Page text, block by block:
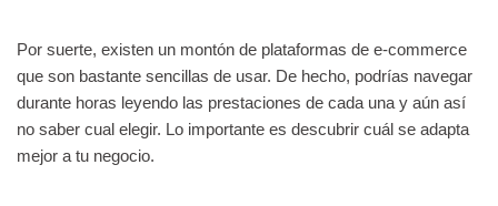
Por suerte, existen un montón de plataformas de e-commerce
que son bastante sencillas de usar. De hecho, podrías navegar
durante horas leyendo las prestaciones de cada una y aún así
no saber cual elegir. Lo importante es descubrir cuál se adapta
mejor a tu negocio.